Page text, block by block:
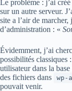
Le problème : j’ai
sur un autre serveur.
site a l’air de marcher,
d’administration : «
Évidemment, j’ai
possibilités classiques
utilisateur dans la
des fichiers dans
wp-
pouvait venir.